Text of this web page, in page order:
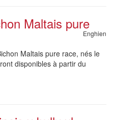
Maltais pure
Enghien
Maltais pure race, nés le
disponibles à partir du